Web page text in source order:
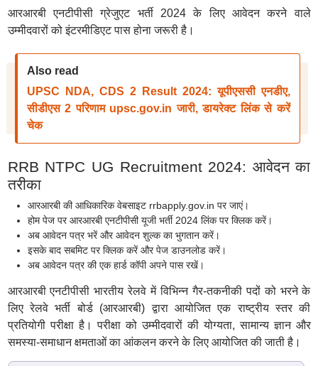
आरआरबी एनटीपीसी ग्रेजुएट भर्ती 2024 के लिए आवेदन करने वाले
उम्मीदवारों को इंटरमीडिएट पास होना जरूरी है।
Also read
UPSC NDA, CDS 2 Result 2024: यूपीएससी एनडीए,
सीडीएस 2 परिणाम upsc.gov.in जारी, डायरेक्ट लिंक से करें
चेक
RRB NTPC UG Recruitment 2024: आवेदन का
तरीका
आरआरबी की आधिकारिक वेबसाइट rrbapply.gov.in पर जाएं।
होम पेज पर आरआरबी एनटीपीसी यूजी भर्ती 2024 लिंक पर क्लिक करें।
अब आवेदन पत्र भरें और आवेदन शुल्क का भुगतान करें।
इसके बाद सबमिट पर क्लिक करें और पेज डाउनलोड करें।
अब आवेदन पत्र की एक हार्ड कॉपी अपने पास रखें।
आरआरबी एनटीपीसी भारतीय रेलवे में विभिन्न गैर-तकनीकी पदों को भरने के
लिए रेलवे भर्ती बोर्ड (आरआरबी) द्वारा आयोजित एक राष्ट्रीय स्तर की
प्रतियोगी परीक्षा है। परीक्षा को उम्मीदवारों की योग्यता, सामान्य ज्ञान और
समस्या-समाधान क्षमताओं का आंकलन करने के लिए आयोजित की जाती है।